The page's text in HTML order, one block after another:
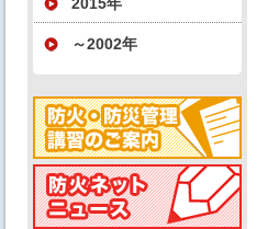
～2002年